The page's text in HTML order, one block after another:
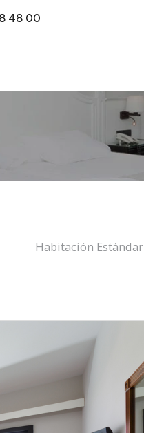
48 00
Habitación Estándar